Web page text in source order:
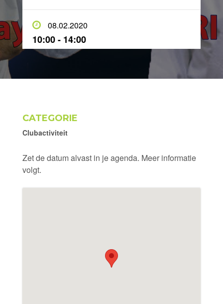
08.02.2020
10:00 - 14:00
CATEGORIE
Clubactiviteit
Zet de datum alvast in je agenda. Meer informatie
volgt.